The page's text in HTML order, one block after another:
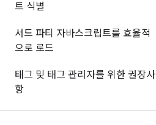
트 식별
서드 파티 자바스크립트를 효율적
으로 로드
태그 및 태그 관리자를 위한 권장사
항